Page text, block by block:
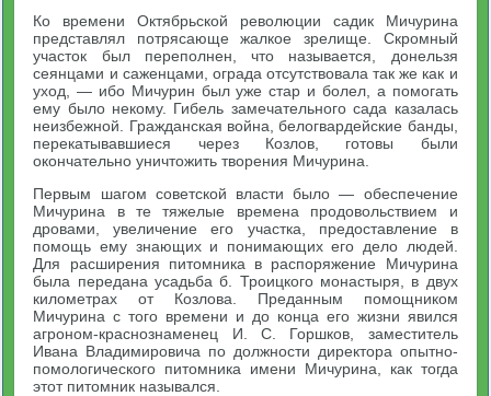
Ко времени Октябрьской революции садик Мичурина
представлял потрясающе жалкое зрелище. Скромный
участок был переполнен, что называется, донельзя
сеянцами и саженцами, ограда отсутствовала так же как и
уход, — ибо Мичурин был уже стар и болел, а помогать
ему было некому. Гибель замечательного сада казалась
неизбежной. Гражданская война, белогвардейские банды,
перекатывавшиеся через Козлов, готовы были
окончательно уничтожить творения Мичурина.
Первым шагом советской власти было — обеспечение
Мичурина в те тяжелые времена продовольствием и
дровами, увеличение его участка, предоставление в
помощь ему знающих и понимающих его дело людей.
Для расширения питомника в распоряжение Мичурина
была передана усадьба б. Троицкого монастыря, в двух
километрах от Козлова. Преданным помощником
Мичурина с того времени и до конца его жизни явился
агроном-краснознаменец И. С. Горшков, заместитель
Ивана Владимировича по должности директора опытно-
помологического питомника имени Мичурина, как тогда
этот питомник назывался.